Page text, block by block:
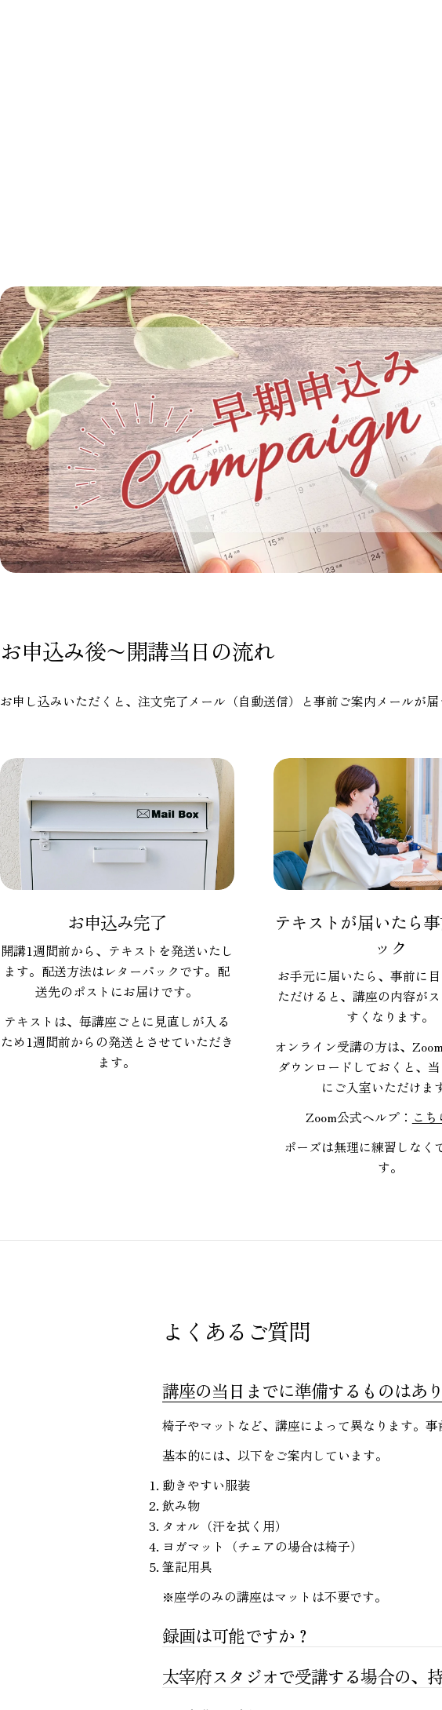
お申込み後〜開講当日の流れ
お申し込みいただくと、注文完了メール（自動送信）と事前ご案内メールが届
お申込み完了
開講1週間前から、テキストを発送いたし
ます。配送方法はレターパックです。配
送先のポストにお届けです。
テキストは、毎講座ごとに見直しが入る
ため1週間前からの発送とさせていただき
ます。
テキストが届いたら
ック
お手元に届いたら、事前に
ただけると、講座の内容が
すくなります。
オンライン受講の方は、
ダウンロードしておくと、
にご入室いただけま
Zoom公式ヘルプ： こち
ポーズは無理に練習しなく
す。
よくあるご質問
講座の当日までに準備するものはあ
椅子やマットなど、講座によって異なります。
基本的には、以下をご案内しています。
動きやすい服装
飲み物
タオル（汗を拭く用）
ヨガマット（チェアの場合は椅子）
筆記用具
※座学のみの講座はマットは不要です。
録画は可能ですか？
太宰府スタジオで受講する場合の、